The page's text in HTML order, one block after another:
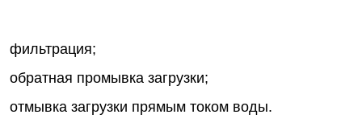
фильтрация;
обратная промывка загрузки;
отмывка загрузки прямым током воды.